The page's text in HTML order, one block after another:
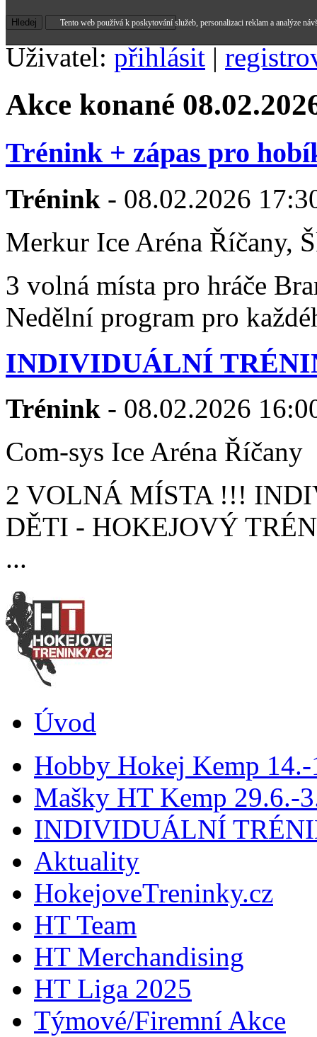
Uživatel: přihlásit |
Akce konané
Trénink + zápas pro
Trénink - 08.02.2026
Merkur Ice Aréna Říčany,
3 volná místa pro hráče
Nedělní program pro
INDIVIDUÁLNÍ
Trénink - 08.02.2026
Com-sys Ice Aréna Říčany
2 VOLNÁ MÍSTA !!!
DĚTI - HOKEJOVÝ
...
Úvod
Hobby Hokej Kemp
Mašky HT Kemp 29.6.-
INDIVIDUÁLNÍ
Aktuality
HokejoveTreninky.cz
HT Team
HT Merchandising
HT Liga 2025
Týmové/Firemní Akce
Tento web používá k poskytování služeb, personalizaci reklam a analýze